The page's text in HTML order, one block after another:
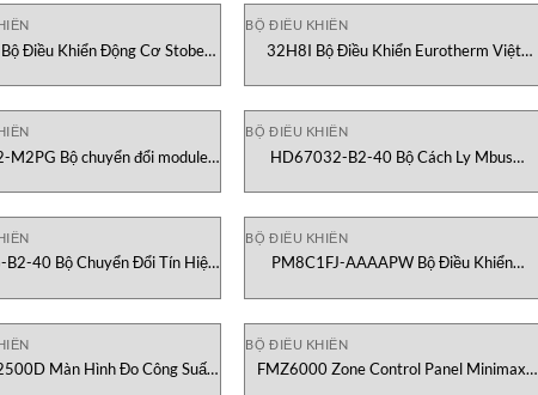
Điều Khiển Động Cơ Stober
BỘ ĐIỀU KHIỂN
32H8I Bộ Điều Khiển Eurotherm Việt
M2PG Bộ chuyển đổi module
BỘ ĐIỀU KHIỂN
HD67032-B2-40 Bộ Cách Ly Mbus
40 Bộ Chuyển Đổi Tín Hiệu
BỘ ĐIỀU KHIỂN
PM8C1FJ-AAAAPW Bộ Điều Khiển
Màn Hình Đo Công Suất
BỘ ĐIỀU KHIỂN
FMZ6000 Zone Control Panel Minimax